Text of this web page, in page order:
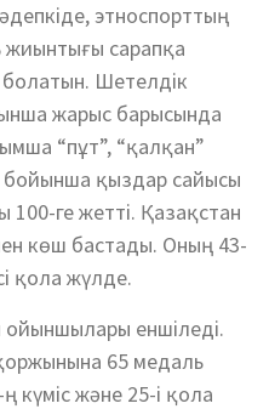
этноспорттың
жиынтығы сарапқа
Шетелдік
жарыс барысында
“пұт”, “қалқан”
қыздар сайысы
ге жетті. Қазақстан
көш бастады. Оның 43-
қола жүлде.
ойыншылары еншіледі.
65 медаль
күміс және 25-і қола